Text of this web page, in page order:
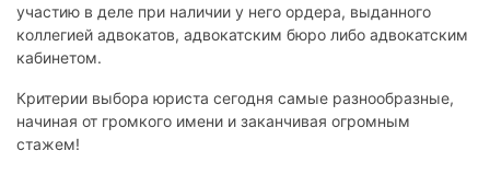
участию в деле при наличии у него ордера, выданного
коллегией адвокатов, адвокатским бюро либо адвокатским
кабинетом.
Критерии выбора юриста сегодня самые разнообразные,
начиная от громкого имени и заканчивая огромным
стажем!